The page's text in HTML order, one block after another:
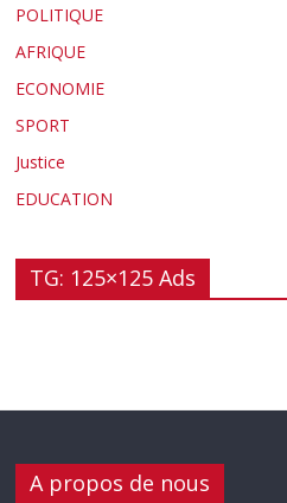
POLITIQUE
AFRIQUE
ECONOMIE
SPORT
Justice
EDUCATION
TG: 125×125 Ads
A propos de nous